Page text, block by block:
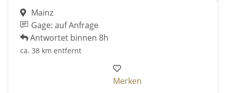
Mainz
Gage: auf Anfrage
Antwortet binnen 8h
ca. 38 km entfernt
Merken